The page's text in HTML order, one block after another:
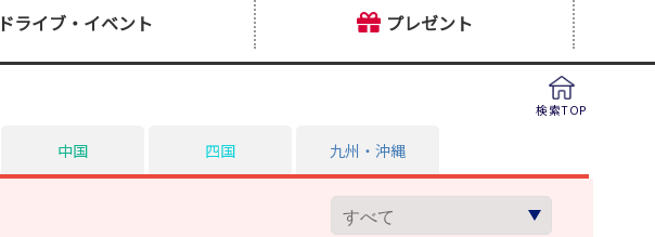
ドライブ・イベント プレゼント
検索TOP
中国 四国 九州・沖縄